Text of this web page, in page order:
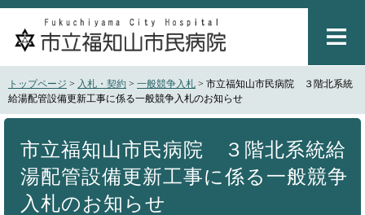
ペ
頭
で
メ
飛
ば
トップページ > 入札・契約 > 一般競争入札 > 市立福知山市民病院 ３階北系統
給湯配管設備更新工事に係る一般競争入札のお知らせ
市立福知山市民病院 ３階北系統給
湯配管設備更新工事に係る一般競争
入札のお知らせ